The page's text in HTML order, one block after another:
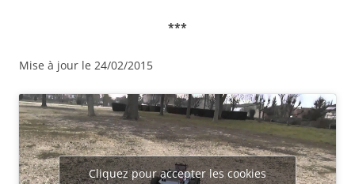
***
Mise à jour le 24/02/2015
Cliquez pour accepter les cookies